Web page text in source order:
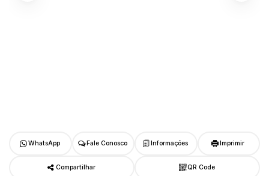
WhatsApp Fale Conosco Informações Imprimir
Compartilhar QR Code